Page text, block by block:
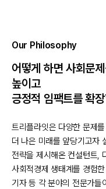
Our Philosophy
어떻게 하면 사회문
높이고
긍정적 임팩트를 확
트리플라잇은 다양한 문제
더 나은 미래를 앞당기고자
전략을 제시해온 컨설턴트,
사회적경제 생태계를 경험
기자 등 각 분야의 전문가들